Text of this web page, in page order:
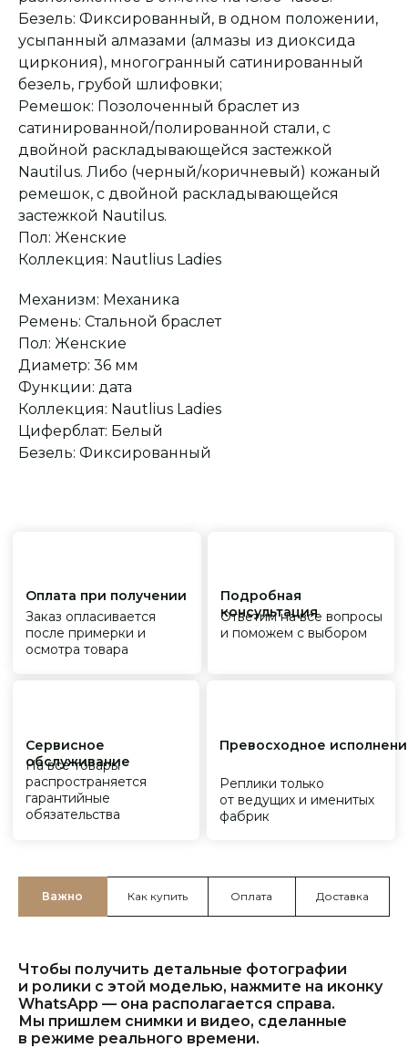
Безель: Фиксированный, в одном положении,
усыпанный алмазами (алмазы из диоксида
циркония), многогранный сатинированный
безель, грубой шлифовки;
Ремешок: Позолоченный браслет из
сатинированной/полированной стали, с
двойной раскладывающейся застежкой
Nautilus. Либо (черный/коричневый) кожаный
ремешок, с двойной раскладывающейся
застежкой Nautilus.
Пол: Женские
Коллекция: Nautlius Ladies
Механизм: Механика
Ремень: Стальной браслет
Пол: Женские
Диаметр: 36 мм
Функции: дата
Коллекция: Nautlius Ladies
Циферблат: Белый
Безель: Фиксированный
Оплата при получении
Заказ опласивается
после примерки и
осмотра товара
Подробная
консультация
Ответим на все вопросы
и поможем с выбором
Сервисное
На все товары
распространяется
Реплики только
Важно Как купить Оплата Доставка
Чтобы получить детальные фотографии
и ролики с этой моделью, нажмите на иконку
WhatsApp — она располагается справа.
Мы пришлем снимки и видео, сделанные
в режиме реального времени.